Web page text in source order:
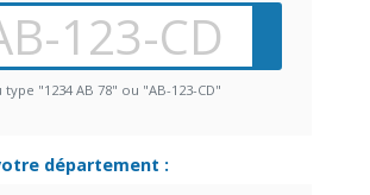
type "1234 AB 78" ou "AB-123-CD"
département :